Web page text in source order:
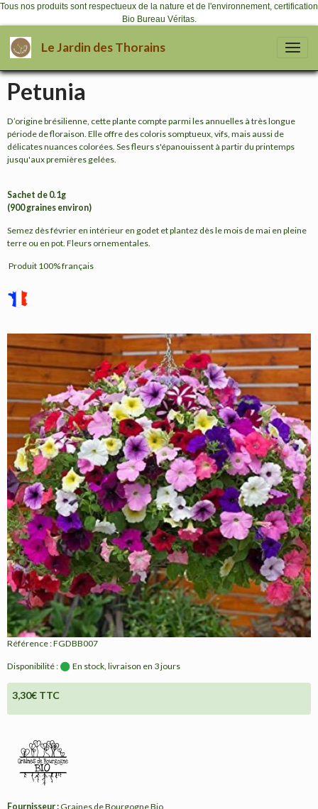
Tous nos produits sont respectueux de la nature et de l'environnement, certification
Bio Bureau Véritas.
Le Jardin des Thorains
Petunia
D’origine brésilienne, cette plante compte parmi les annuelles à très longue
période de floraison. Elle offre des coloris somptueux, vifs, mais aussi de
délicates nuances colorées. Ses fleurs s'épanouissent à partir du printemps
jusqu'aux premières gelées.
Sachet de 0.1g
(900 graines environ)
Semez dès février en intérieur en godet et plantez dès le mois de mai en pleine
terre ou en pot. Fleurs ornementales.
Produit 100% français
Référence : FGDBB007
Disponibilité : En stock, livraison en 3 jours
3,30€ TTC
Fournisseur :Graines de Bourgogne Bio